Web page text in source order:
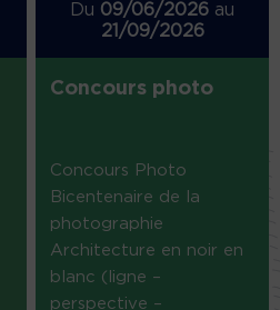
Du 09/06/2026 au
21/09/2026
Concours photo
Concours Photo
Bicentenaire de la
photographie
Architecture en noir en
blanc (ligne –
perspective –